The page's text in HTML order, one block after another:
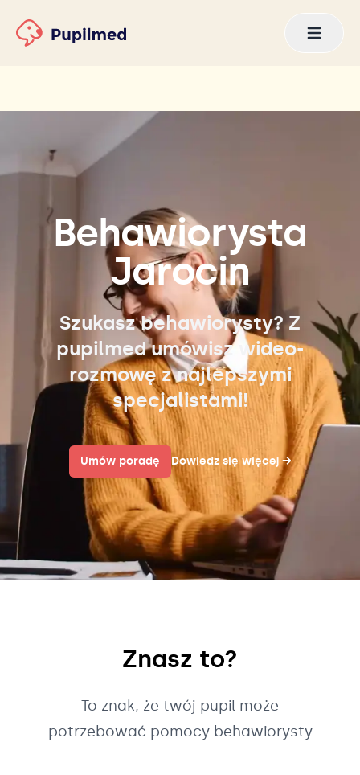
Behawiorysta
Jarocin
Szukasz behawiorysty? Z
pupilmed umówisz wideo-
rozmowę z najlepszymi
specjalistami!
Umów poradę Dowiedz się więcej →
Znasz to?
To znak, że twój pupil może
potrzebować pomocy behawiorysty